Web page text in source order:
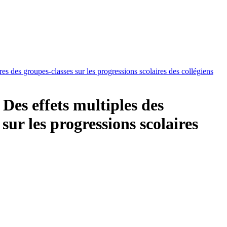
des groupes-classes sur les progressions scolaires des collégiens
effets multiples des
les progressions scolaires